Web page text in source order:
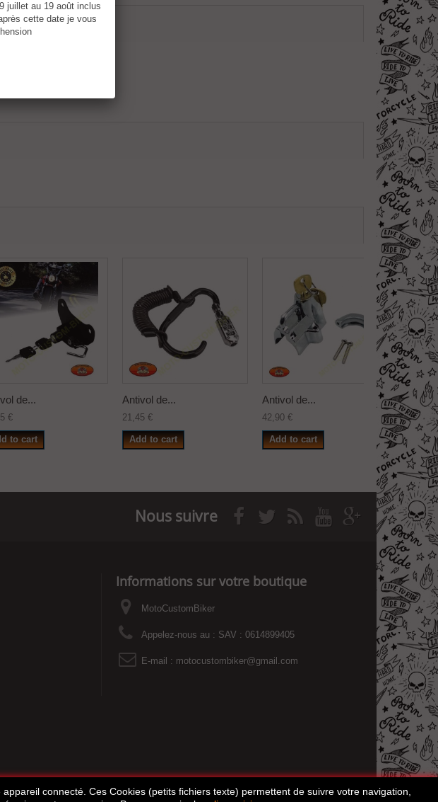
de...
€
to cart
Antivol de...
21,45 €
Add to cart
Antivol de...
42,90 €
Add to cart
Nous suivre
Informations sur votre boutique
MotoCustomBiker
Appelez-nous au : SAV : 0614899405
E-mail : motocustombiker@gmail.com
connecté. Ces Cookies (petits fichiers texte) permettent de suivre votre navigation,
juillet au 19 août inclus
cette date je vous